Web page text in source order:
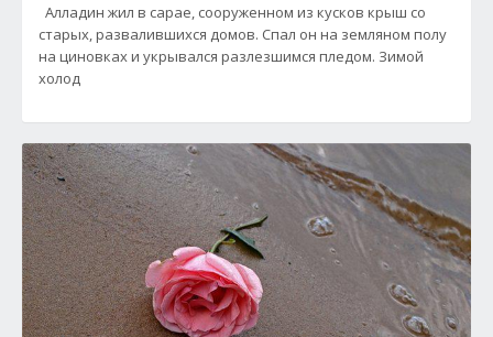
Алладин жил в сарае, сооруженном из кусков крыш со
старых, развалившихся домов. Спал он на земляном полу
на циновках и укрывался разлезшимся пледом. Зимой
холод